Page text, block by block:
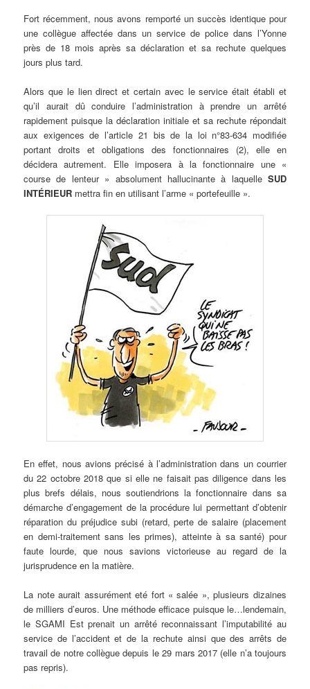
Fort récemment, nous avons remporté un succès identique pour
une collègue affectée dans un service de police dans l’Yonne
près de 18 mois après sa déclaration et sa rechute quelques
jours plus tard.
Alors que le lien direct et certain avec le service était établi et
qu’il aurait dû conduire l’administration à prendre un arrêté
rapidement puisque la déclaration initiale et sa rechute répondait
aux exigences de l’article 21 bis de la loi n°83-634 modifiée
portant droits et obligations des fonctionnaires (2), elle en
décidera autrement. Elle imposera à la fonctionnaire une «
course de lenteur » absolument hallucinante à laquelle SUD
INTÉRIEUR mettra fin en utilisant l’arme « portefeuille ».
En effet, nous avions précisé à l’administration dans un courrier
du 22 octobre 2018 que si elle ne faisait pas diligence dans les
plus brefs délais, nous soutiendrions la fonctionnaire dans sa
démarche d’engagement de la procédure lui permettant d’obtenir
réparation du préjudice subi (retard, perte de salaire (placement
en demi-traitement sans les primes), atteinte à sa santé) pour
faute lourde, que nous savions victorieuse au regard de la
jurisprudence en la matière.
La note aurait assurément eté fort « salée », plusieurs dizaines
de milliers d’euros. Une méthode efficace puisque le…lendemain,
le SGAMI Est prenait un arrêté reconnaissant l’imputabilité au
service de l’accident et de la rechute ainsi que des arrêts de
travail de notre collègue depuis le 29 mars 2017 (elle n’a toujours
pas repris).